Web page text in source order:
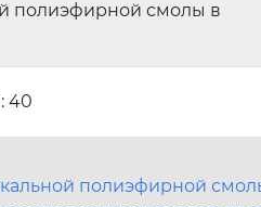
полиэфирной смолы в
40
полиэфирной